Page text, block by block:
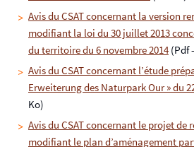
Avis du CSAT concernant la version
modifiant la loi du 30 juillet 2013
du territoire du 6 novembre 2014 (Pdf
Avis du CSAT concernant l’étude
Erweiterung des Naturpark Our » du
Ko)
Avis du CSAT concernant le projet
modifiant le plan d’aménagement